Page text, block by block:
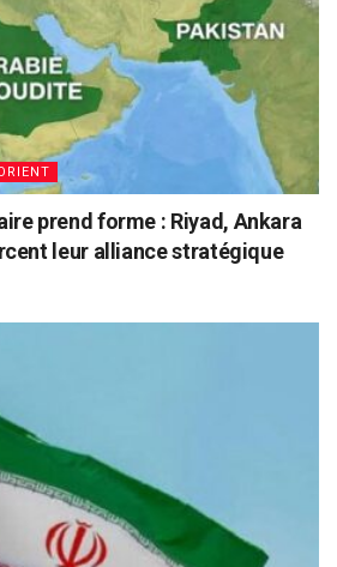
prend forme : Riyad, Ankara
leur alliance stratégique